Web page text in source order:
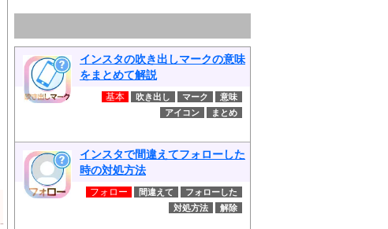
インスタの吹き出しマークの意味
をまとめて解説
基本 吹き出し マーク
意味
アイコン
まとめ
インスタで間違えてフォローした
時の対処方法
フォロー 間違えて
フォローした
対処方法
解除